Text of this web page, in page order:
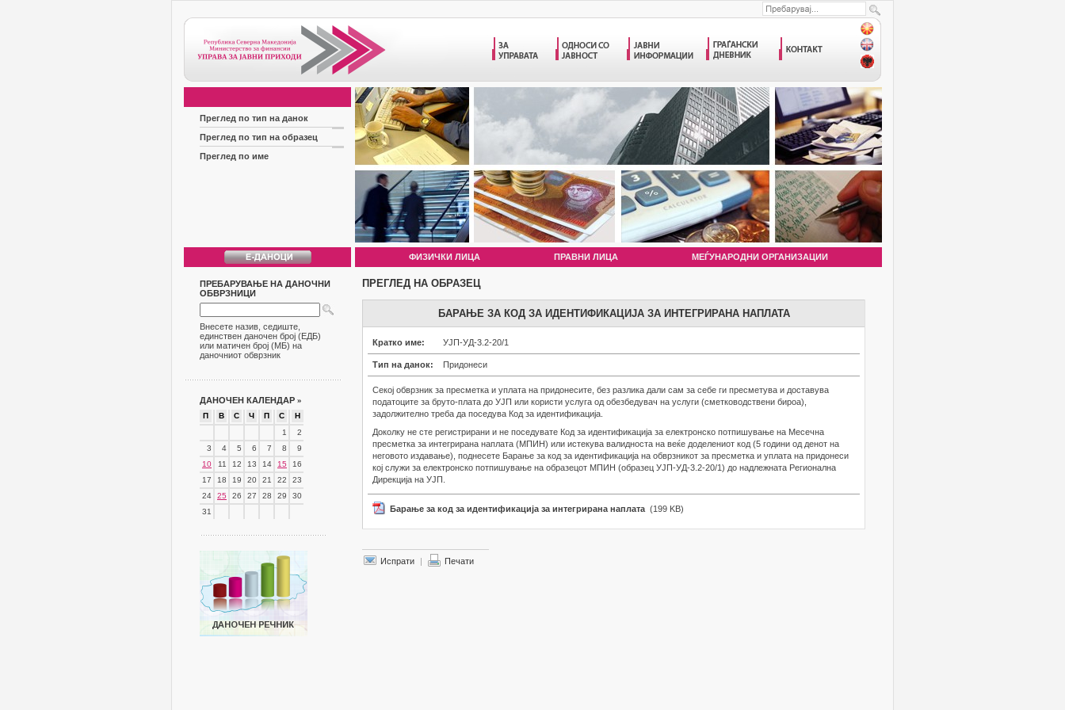
Преглед по тип на данок
Преглед по тип на образец
Преглед по име
ФИЗИЧКИ ЛИЦА ПРАВНИ ЛИЦА МЕЃУНАРОДНИ ОРГАНИЗАЦИИ
ПРЕБАРУВАЊЕ НА ДАНОЧНИ
ОБВРЗНИЦИ
Внесете назив, седиште,
единствен даночен број (ЕДБ)
или матичен број (МБ) на
даночниот обврзник
ДАНОЧЕН КАЛЕНДАР »
П В С Ч П С
Н
1
2
3
4 5 6 7 8
9
10
11 12 13 14 15
16
17
18 19 20 21 22
23
24
25 26 27 28 29
30
31
ПРЕГЛЕД НА ОБРАЗЕЦ
БАРАЊЕ ЗА КОД ЗА ИДЕНТИФИКАЦИЈА ЗА ИНТЕГРИРАНА НАПЛАТА
Кратко име: УЈП-УД-3.2-20/1
Тип на данок: Придонеси
Секој обврзник за пресметка и уплата на придонесите, без разлика дали сам за себе ги пресметува и доставува
податоците за бруто-плата до УЈП или користи услуга од обезбедувач на услуги (сметководствени бироа),
задолжително треба да поседува Код за идентификација.
Доколку не сте регистрирани и не поседувате Код за идентификација за електронско потпишување на Месечна
пресметка за интегрирана наплата (МПИН) или истекува валидноста на веќе доделениот код (5 години од денот на
неговото издавање), поднесете Барање за код за идентификација на обврзникот за пресметка и уплата на придонеси
кој служи за електронско потпишување на образецот МПИН (образец УЈП-УД-3.2-20/1) до надлежната Регионална
Дирекција на УЈП.
Барање за код за идентификација за интегрирана наплата (199 KB)
Испрати | Печати